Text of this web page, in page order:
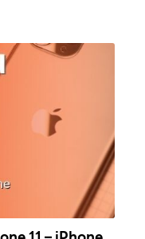
มสะดวกในการขายของ
, บางรัก, แจ้งวัฒนะ,
ตรนวมินทร์, เสนานิคม,
อถือใกล้ฉัน”, “รับซื้อ
รับซื้อแท็บเล็ต กรุงเทพ
— ที่นี่คือคำตอบ เพราะ
ะดวกสบายที่เหนือกว่า
ทีมงานที่พร้อมอำนวย
และจ่ายเงินทันที
ายขึ้น ดีกว่า รวดเร็วกว่า
นการให้บริการ รับซื้อมือถือ
ราคาสูง พร้อมจ่ายเงิน
แบบครบทุกขั้นตอน
เครื่องแบบที่หลายคนมอง
อย่างชัดเจน ทำไมการเต
ก่อนว่าทำไมร้านรับซื้อถึง
หรือผู้รับซื้อ iPhone สิ่งที่
งที่รับมาสามารถนำไปขาย
อมูล ไม่ต้องซ่อมเพิ่ม ความ
งขึ้น ในทางกลับกัน ถ้า
ไม่เรียบร้อย ร้านจะต้อง
อกจากราคาที่เสนอให้กับ
ครื่อง ขั้นตอนแรกที่ควร
ครื่องแล้ว ข้อมูลทั้งหมดจะ